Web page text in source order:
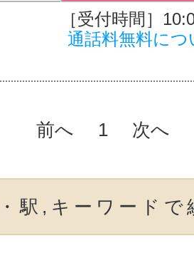
［受付時間］
通話料無料につ
前へ 1 次へ
駅,キーワードで